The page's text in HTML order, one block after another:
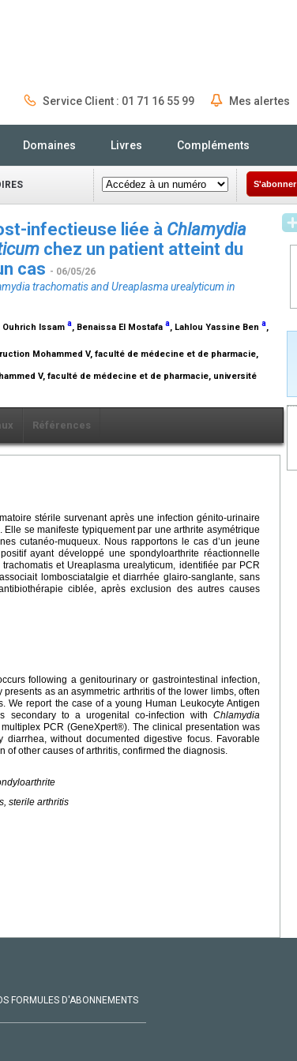
Service Client : 01 71 16 55 99 Mes alertes
Domaines Livres Compléments
S'abonner
infectieuse liée à Chlamydia
chez un patient atteint du
cas - 06/05/26
trachomatisandUreaplasma urealyticum in
Ouhrich Issam a, Benaissa El Mostafa a, Lahlou Yassine Ben a,
Mohammed V, faculté de médecine et de pharmacie,
V, faculté de médecine et de pharmacie, université
Références
stérile survenant après une infection génito-urinaire
se manifeste typiquement par une arthrite asymétrique
cutanéo-muqueux. Nous rapportons le cas d’un jeune
ayant développé une spondyloarthrite réactionnelle
et Ureaplasma urealyticum, identifiée par PCR
lombosciatalgie et diarrhée glairo-sanglante, sans
ciblée, après exclusion des autres causes
following a genitourinary or gastrointestinal infection,
as an asymmetric arthritis of the lower limbs, often
We report the case of a young Human Leukocyte Antigen
secondary to a urogenital co-infection with Chlamydia
PCR (GeneXpert®). The clinical presentation was
without documented digestive focus. Favorable
of other causes of arthritis, confirmed the diagnosis.
sterile arthritis
FORMULES D'ABONNEMENTS